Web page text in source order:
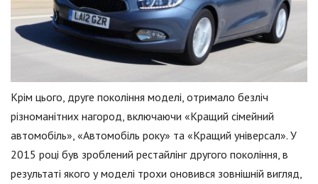
Крім цього, друге покоління моделі, отримало безліч
різноманітних нагород, включаючи «Кращий сімейний
автомобіль», «Автомобіль року» та «Кращий універсал». У
2015 році був зроблений рестайлінг другого покоління, в
результаті якого у моделі трохи оновився зовнішній вигляд,